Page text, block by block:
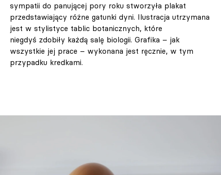
sympatii do panującej pory roku stworzyła plakat
przedstawiający różne gatunki dyni. Ilustracja utrzymana
jest w stylistyce tablic botanicznych, które
niegdyś zdobiły każdą salę biologii. Grafika – jak
wszystkie jej prace – wykonana jest ręcznie, w tym
przypadku kredkami.